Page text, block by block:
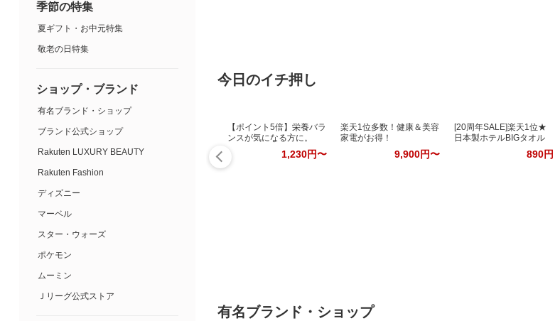
今日のイチ押し
【ポイント5倍】栄養バラ
ンスが気になる方に。
1,230円〜
楽天1位多数！健康＆美容
家電がお得！
9,900円〜
[20周年SALE]楽天1位★
日本製ホテルBIGタオル
890円
有名ブランド・ショップ
季節の特集
夏ギフト・お中元特集
敬老の日特集
ショップ・ブランド
有名ブランド・ショップ
ブランド公式ショップ
Rakuten LUXURY BEAUTY
Rakuten Fashion
ディズニー
マーベル
スター・ウォーズ
ポケモン
ムーミン
Ｊリーグ公式ストア